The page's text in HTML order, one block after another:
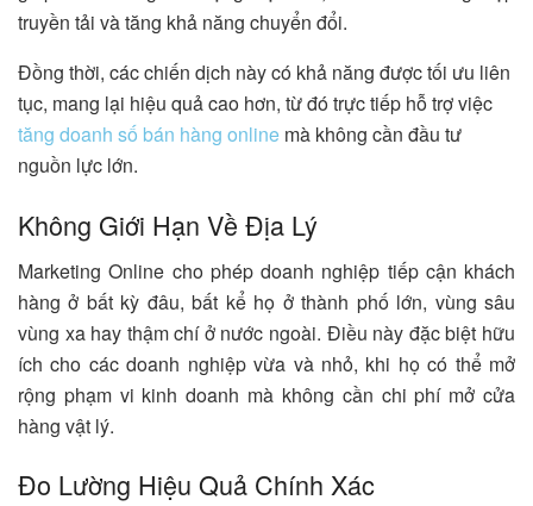
truyền tải và tăng khả năng chuyển đổi.
Đồng thời, các chiến dịch này có khả năng được tối ưu liên
tục, mang lại hiệu quả cao hơn, từ đó trực tiếp hỗ trợ việc
tăng doanh số bán hàng online mà không cần đầu tư
nguồn lực lớn.
Không Giới Hạn Về Địa Lý
Marketing Online cho phép doanh nghiệp tiếp cận khách
hàng ở bất kỳ đâu, bất kể họ ở thành phố lớn, vùng sâu
vùng xa hay thậm chí ở nước ngoài. Điều này đặc biệt hữu
ích cho các doanh nghiệp vừa và nhỏ, khi họ có thể mở
rộng phạm vi kinh doanh mà không cần chi phí mở cửa
hàng vật lý.
Đo Lường Hiệu Quả Chính Xác